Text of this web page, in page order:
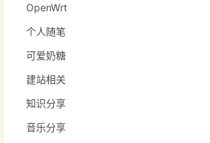
OpenWrt
个人随笔
可爱奶糖
建站相关
知识分享
音乐分享